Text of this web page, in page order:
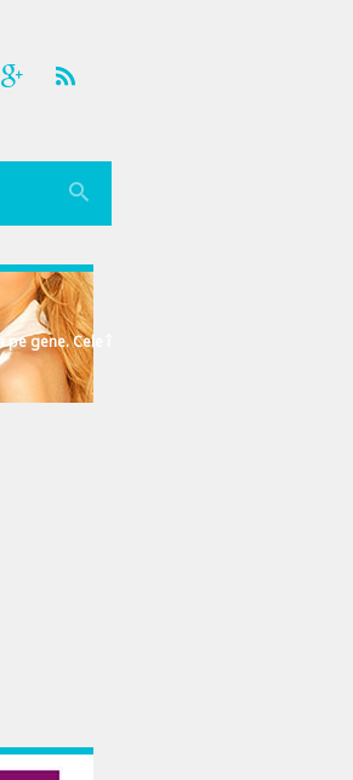
purtam un castron pe crestet pana ce
gene. Cele înscrise în ADN-ul femeiesc.